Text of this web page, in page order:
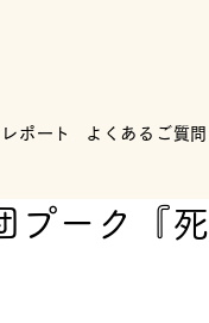
ポート よくあるご質問
プーク『死